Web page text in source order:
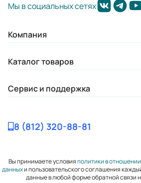
Да
Момент инерции (кгс*м2
Гарантия, лет:
Мы в социальных сетях
Компания
Каталог товаров
Сервис и поддержка
8 (812) 320-88-81
Вы принимаете условияполитики в
данныхи пользовательского соглашения
данные в любой форме обратной связи